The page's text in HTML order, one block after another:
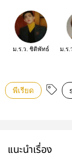
ม.ร.ว. ชิติพัทธ์
พีเรียด
แนะนำเรื่อง